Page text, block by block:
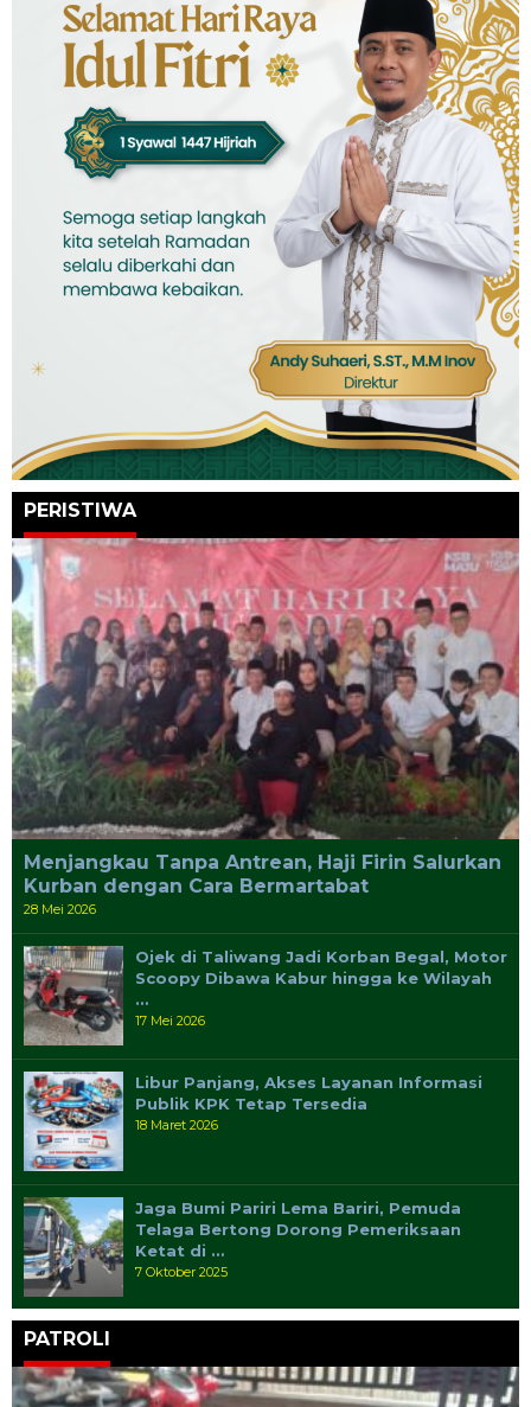
PERISTIWA
Menjangkau Tanpa Antrean, Haji Firin Salurkan
Kurban dengan Cara Bermartabat
28 Mei 2026
Ojek di Taliwang Jadi Korban Begal, Motor
Scoopy Dibawa Kabur hingga ke Wilayah
…
17 Mei 2026
Libur Panjang, Akses Layanan Informasi
Publik KPK Tetap Tersedia
18 Maret 2026
Jaga Bumi Pariri Lema Bariri, Pemuda
Telaga Bertong Dorong Pemeriksaan
Ketat di …
7 Oktober 2025
PATROLI